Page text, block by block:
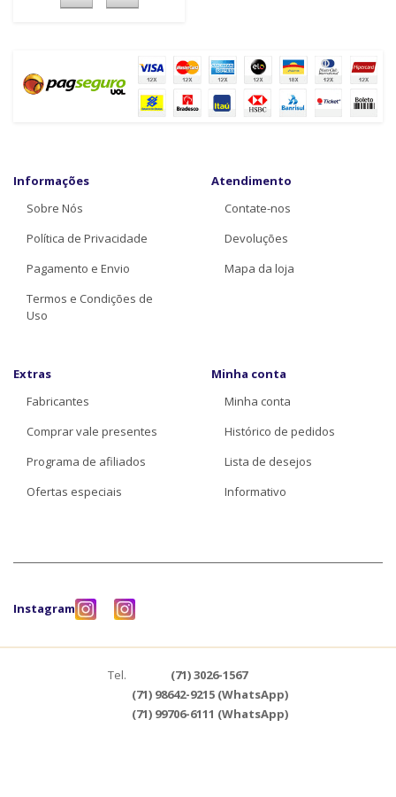
Informações
Sobre Nós
Política de Privacidade
Pagamento e Envio
Termos e Condições de
Uso
Atendimento
Contate-nos
Devoluções
Mapa da loja
Extras
Fabricantes
Comprar vale presentes
Programa de afiliados
Ofertas especiais
Minha conta
Minha conta
Histórico de pedidos
Lista de desejos
Informativo
Instagram
Tel.
(71) 3026-1567
(71) 98642-9215 (WhatsApp)
(71) 99706-6111 (WhatsApp)